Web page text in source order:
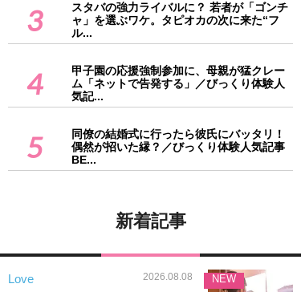
3
スタバの強力ライバルに？ 若者が「ゴンチ
ャ」を選ぶワケ。タピオカの次に来た“フ
ル...
4
甲子園の応援強制参加に、母親が猛クレー
ム「ネットで告発する」／びっくり体験人
気記...
5
同僚の結婚式に行ったら彼氏にバッタリ！
偶然が招いた縁？／びっくり体験人気記事
BE...
新着記事
Love 2026.08.08 NEW